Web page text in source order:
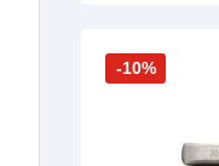
-10%